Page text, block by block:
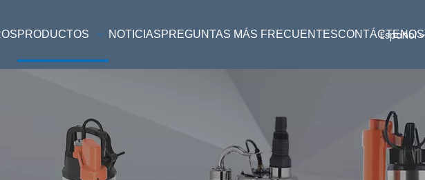
PRODUCTOS NOTICIASPREGUNTAS MÁS FRECUENTESCONTÁCTENOS
Español